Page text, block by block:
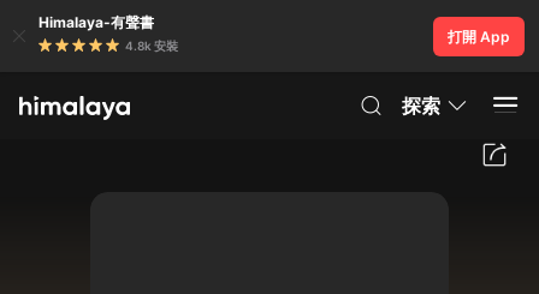
Himalaya-有聲書
4.8k 安裝
打開 App
探索